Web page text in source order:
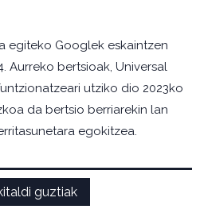
egiteko Googlek eskaintzen
Aurreko bertsioak, Universal
utziko dio 2023ko
da bertsio berriarekin lan
egokitzea.
guztiak